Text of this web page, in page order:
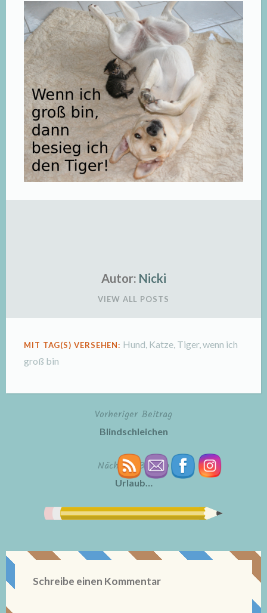
Autor: Nicki
VIEW ALL POSTS
MIT TAG(S) VERSEHEN: Hund, Katze, Tiger,wenn ich
groß bin
BeitragsnavigationVorheriger Beitrag
Blindschleichen
Nächster Beitrag
Urlaub…
Schreibe einen Kommentar